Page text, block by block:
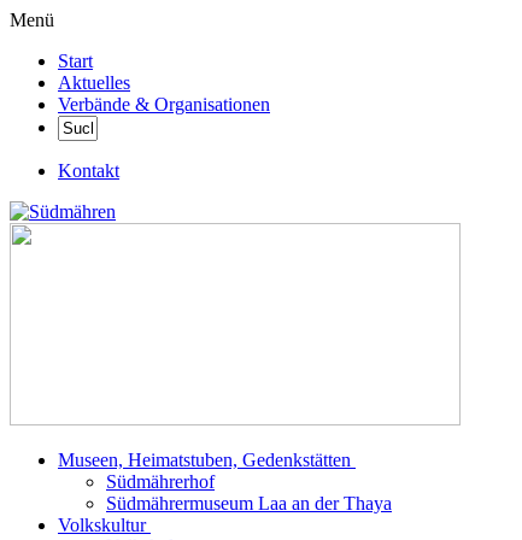
Menü
Start
Aktuelles
Verbände & Organisationen
Kontakt
Museen, Heimatstuben, Gedenkstätten
Südmährerhof
Südmährermuseum Laa an der Thaya
Volkskultur